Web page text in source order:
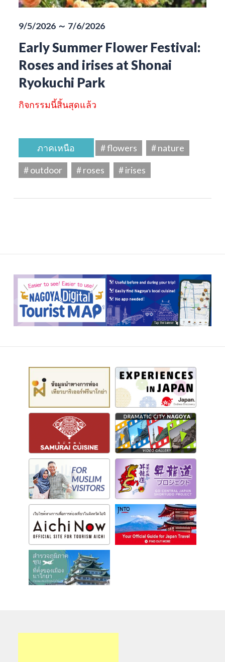
9/5/2026 ～ 7/6/2026
Early Summer Flower Festival:
Roses and irises at Shonai
Ryokuchi Park
กิจกรรมนี้สิ้นสุดแล้ว
ภาคเหนือ # flowers
# nature
# outdoor
# roses # irises